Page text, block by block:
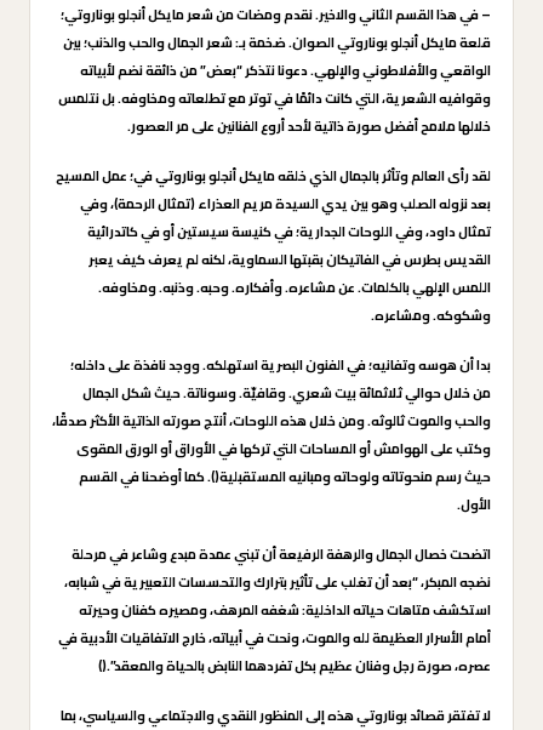
–في هذا القسم الثاني والاخير. نقدم ومضات من شعر مايكل أنجلو بوناروتي؛
قلعة مايكل أنجلو بوناروتي الصوان. ضخمة بـ: شعر الجمال والحب والذنب؛ بين
الواقعي والأفلاطوني والإلهي. دعونا نتذكر “بعض” من ذائقة نضم لأبياته
وقوافيه الشعرية، التي كانت دائمًا في توتر مع تطلعاته ومخاوفه. بل نتلمس
خلالها ملامح أفضل صورة ذاتية لأحد أروع الفنانين على مر العصور.
لقد رأى العالم وتأثر بالجمال الذي خلقه مايكل أنجلو بوناروتي في؛ عمل المسيح
بعد نزوله الصلب وهو بين يدي السيدة مريم العذراء (تمثال الرحمة)، وفي
تمثال داود، وفي اللوحات الجدارية؛ في كنيسة سيستين أو في كاتدرائية
القديس بطرس في الفاتيكان بقبتها السماوية، لكنه لم يعرف كيف يعبر
اللمس الإلهي بالكلمات. عن مشاعره. وأفكاره. وحبه. وذنبه. ومخاوفه.
وشكوكه. ومشاعره.
بدا أن هوسه وتفانيه؛ في الفنون البصرية استهلكه. ووجد نافذة على داخله؛
من خلال حوالي ثلاثمائة بيت شعري. وقافيّة. وسوناتة. حيث شكل الجمال
والحب والموت ثالوثه. ومن خلال هذه اللوحات، أنتج صورته الذاتية الأكثر صدقًا،
وكتب على الهوامش أو المساحات التي تركها في الأوراق أو الورق المقوى
حيث رسم منحوتاته ولوحاته ومبانيه المستقبلية(). كما أوضحنا في القسم
الأول.
اتضحت خصال الجمال والرهفة الرفيعة أن تبني عمدة مبدع وشاعر في مرحلة
نضجه المبكر، “بعد أن تغلب على تأثير بترارك والتحسسات التعبيرية في شبابه،
استكشف متاهات حياته الداخلية: شغفه المرهف، ومصيره كفنان وحيرته
أمام الأسرار العظيمة لله والموت، ونحت في أبياته، خارج الاتفاقيات الأدبية في
عصره، صورة رجل وفنان عظيم بكل تفردهما النابض بالحياة والمعقد”.()
لا تفتقر قصائد بوناروتي هذه إلى المنظور النقدي والاجتماعي والسياسي، بما